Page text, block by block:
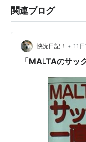
関連ブログ
快読日記！ • 11
「MALTAのサッ